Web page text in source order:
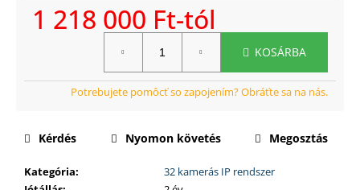
1 218 000 Ft-tól
KOSÁRBA
Kategória:
32 kamerás IP rendszer
Kérdés Nyomon követés Megosztás